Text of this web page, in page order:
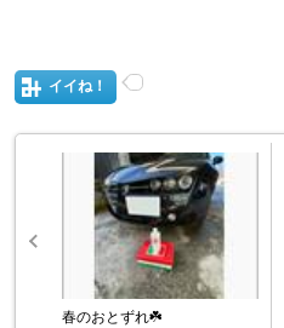
イイね！
春のおとずれ☘️